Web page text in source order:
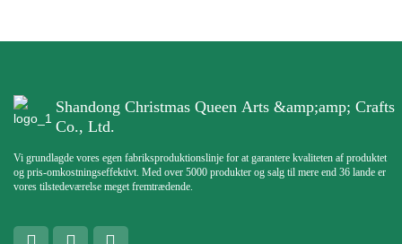
Shandong Christmas Queen Arts &amp;amp; Crafts
Co., Ltd.
Vi grundlagde vores egen fabriksproduktionslinje for at garantere kvaliteten af ​​produktet
og pris-omkostningseffektivt. Med over 5000 produkter og salg til mere end 36 lande er
vores tilstedeværelse meget fremtrædende.